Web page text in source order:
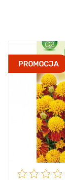
PROMOCJA